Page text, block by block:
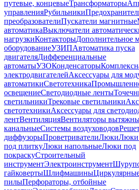
путевые, концевыеТрансформаторы
управленияРубильники
преобразователиПускатели магнитные
автоматикаВыключатели
нагрузкиКонтакторыДополнительное
оборудованиеУЗИПАвтоматика пуска
двигателяДифференциальные
автоматыУЗОКонденсаторы
электродвигателейАксессуары для
автоматикиСветотехника
освещениеСветодиодные ленты
светильникиТрековые светильники
светотехникиАксессуары для
лентВентиляцияВентиляторы
канальныеСистемы воздуховодов
диффузорыПроветривателиЛюкиЛюки
под плиткуЛюки напольныеЛюки под
покраскуСтроительный
инструментЭлектроинструмент
гайковертыШлифмашины
пилыПерфораторы, отбойные